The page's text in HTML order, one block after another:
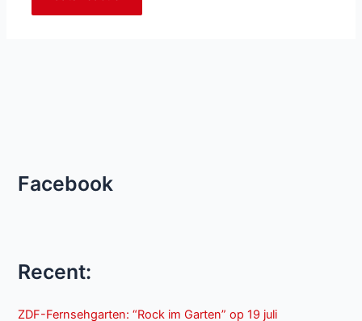
Facebook
Recent:
ZDF-Fernsehgarten: “Rock im Garten” op 19 juli